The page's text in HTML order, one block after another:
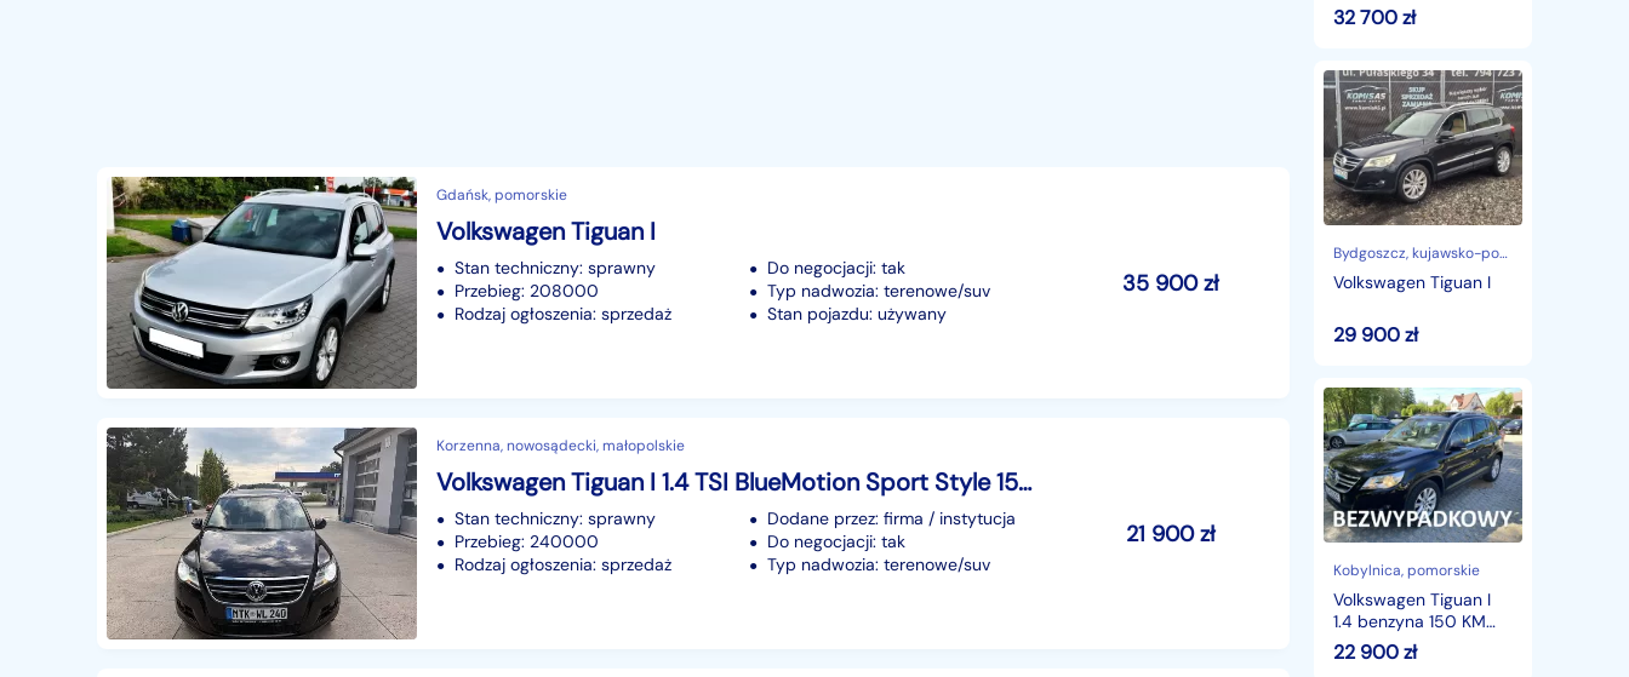
Gdańsk, pomorskie
Volkswagen Tiguan I
Stan techniczny: sprawny
Przebieg: 208000
Rodzaj ogłoszenia: sprzedaż
Do negocjacji: tak
Typ nadwozia: terenowe/suv
Stan pojazdu: używany
35 900zł
Korzenna, nowosądecki, małopolskie
Volkswagen Tiguan I 1.4 TSI BlueMotion Sport Style 150KM 2009r
Stan techniczny: sprawny
Przebieg: 240000
Rodzaj ogłoszenia: sprzedaż
Dodane przez: firma / instytucja
Do negocjacji: tak
Typ nadwozia: terenowe/suv
21 900zł
32 700zł
Volkswagen
Tiguan
Bydgoszcz, kujawsko-pomorskie
Volkswagen Tiguan I
29 900zł
Volkswagen
Tiguan
I
1.4
benzyna
150
KM
bezwypadkowy
szklany
dach
Kobylnica, pomorskie
Volkswagen Tiguan I
1.4 benzyna 150 KM
bezwypadkowy
szklany dach
22 900zł